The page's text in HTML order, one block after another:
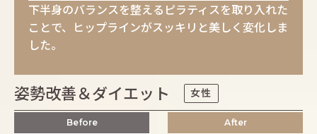
下半身のバランスを整えるピラティスを取り入れた
ことで、ヒップラインがスッキリと美しく変化しま
した。
姿勢改善＆ダイエット 女性
Before After